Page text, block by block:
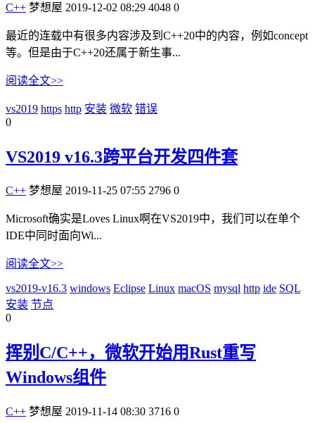
C++ 梦想屋 2019-12-02 08:29 4048 0
最近的连载中有很多内容涉及到C++20中的内容，例如concept
等。但是由于C++20还属于新生事...
阅读全文>>
vs2019 https http 安装 微软 错误
0
VS2019 v16.3跨平台开发四件套
C++ 梦想屋 2019-11-25 07:55 2796 0
Microsoft确实是Loves Linux啊在VS2019中，我们可以在单个
IDE中同时面向Wi...
阅读全文>>
vs2019-v16.3 windows Eclipse Linux macOS mysql http ide SQL
安装 节点
0
挥别C/C++，微软开始用Rust重写
Windows组件
C++ 梦想屋 2019-11-14 08:30 3716 0